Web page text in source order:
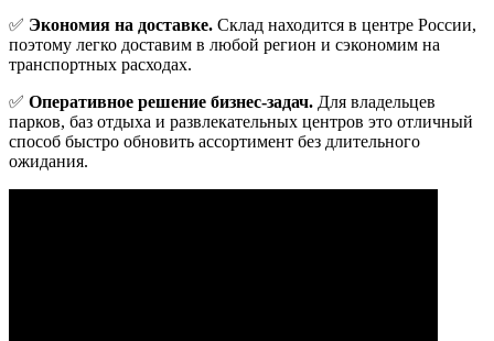
✅ Экономия на доставке. Склад находится в центре России,
поэтому легко доставим в любой регион и сэкономим на
транспортных расходах.
✅ Оперативное решение бизнес-задач. Для владельцев
парков, баз отдыха и развлекательных центров это отличный
способ быстро обновить ассортимент без длительного
ожидания.